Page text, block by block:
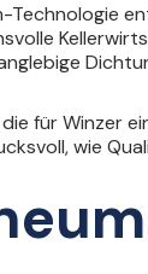
für Winzer
wie